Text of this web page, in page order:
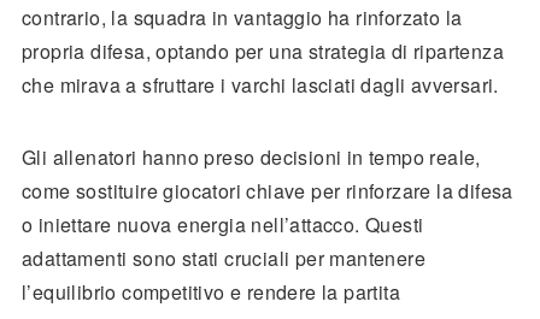
contrario, la squadra in vantaggio ha rinforzato la
propria difesa, optando per una strategia di ripartenza
che mirava a sfruttare i varchi lasciati dagli avversari.
Gli allenatori hanno preso decisioni in tempo reale,
come sostituire giocatori chiave per rinforzare la difesa
o iniettare nuova energia nell’attacco. Questi
adattamenti sono stati cruciali per mantenere
l’equilibrio competitivo e rendere la partita